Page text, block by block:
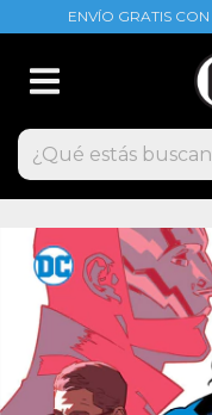
ENVÍO GRATIS